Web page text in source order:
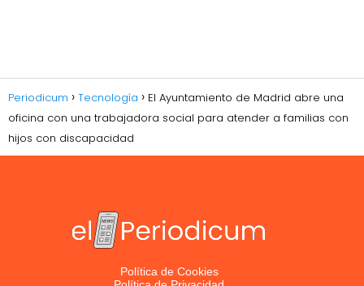
Periodicum Tecnología
El Ayuntamiento de Madrid abre una
oficina con una trabajadora social para atender a familias con
hijos con discapacidad
Política de Cookies